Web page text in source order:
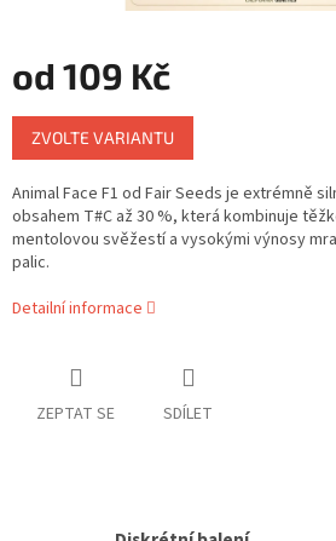
od 109 Kč
Měrná
cena:
ZVOLTE VARIANTU
Animal Face F1 od Fair Seeds je extrémně
obsahem T#C až 30 %, která kombinuje
mentolovou svěžestí a vysokými výnosy
palic.
Detailní informace
ZEPTAT SE SDÍLET